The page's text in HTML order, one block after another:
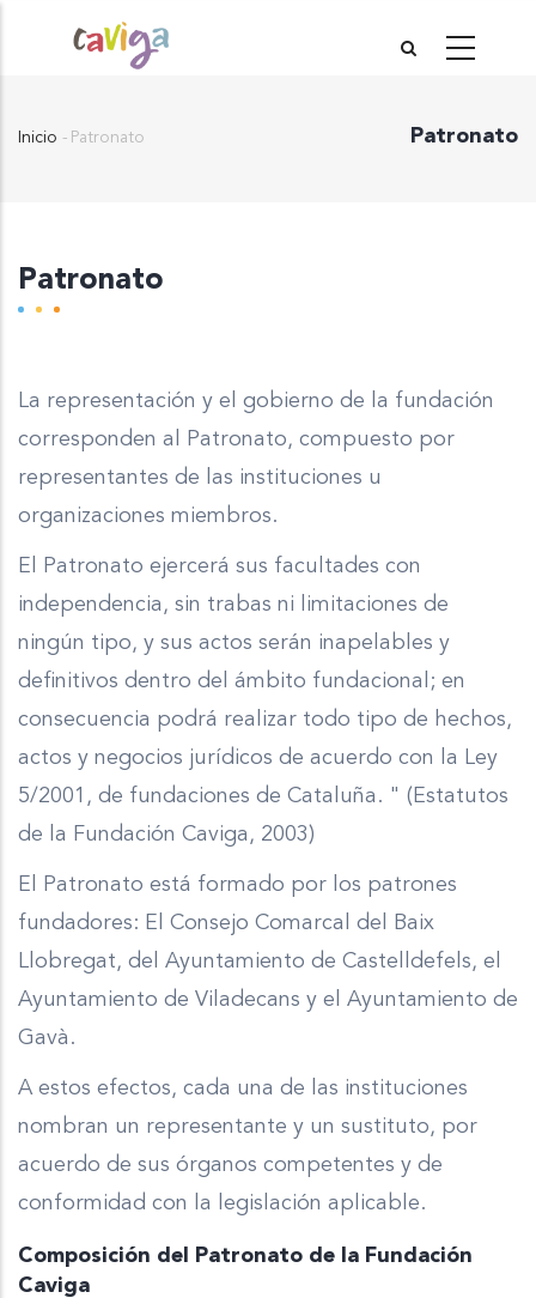
principal
Patronato
ayuda
a
Inicio - Patronato
Patronato
La representación y el gobierno de la fundación
corresponden al Patronato, compuesto por
representantes de las instituciones u
organizaciones miembros.
El Patronato ejercerá sus facultades con
independencia, sin trabas ni limitaciones de
ningún tipo, y sus actos serán inapelables y
definitivos dentro del ámbito fundacional; en
consecuencia podrá realizar todo tipo de hechos,
actos y negocios jurídicos de acuerdo con la Ley
5/2001, de fundaciones de Cataluña. " (Estatutos
de la Fundación Caviga, 2003)
El Patronato está formado por los patrones
fundadores: El Consejo Comarcal del Baix
Llobregat, del Ayuntamiento de Castelldefels, el
Ayuntamiento de Viladecans y el Ayuntamiento de
Gavà.
A estos efectos, cada una de las instituciones
nombran un representante y un sustituto, por
acuerdo de sus órganos competentes y de
conformidad con la legislación aplicable.
Composición del Patronato de la Fundación
Caviga